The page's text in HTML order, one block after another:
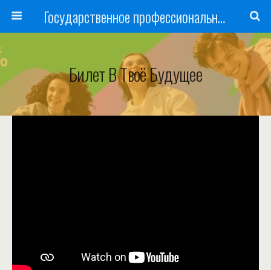
Государственное профессиональное образовательное учреждение
Билет В Твоё Будущее